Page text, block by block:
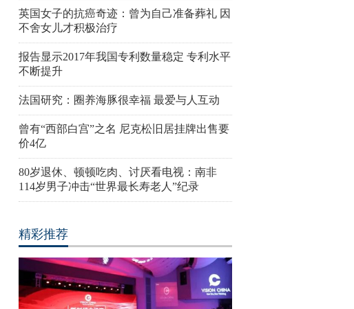
英国女子的抗癌奇迹：曾为自己准备葬礼 因
不舍女儿才积极治疗
报告显示2017年我国专利数量稳定 专利水平
不断提升
法国研究：圈养海豚很幸福 最爱与人互动
曾有“西部白宫”之名 尼克松旧居挂牌出售要
价4亿
80岁退休、顿顿吃肉、讨厌看电视：南非
114岁男子冲击“世界最长寿老人”纪录
精彩推荐